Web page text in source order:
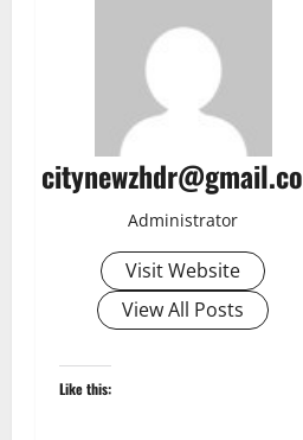
Administrator
Visit Website
View All Posts
Like this: